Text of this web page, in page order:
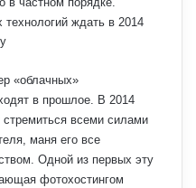
«облачных»
в прошлое. В 2014
стремиться всеми силами
маня его все
Одной из первых эту
фотохостингом